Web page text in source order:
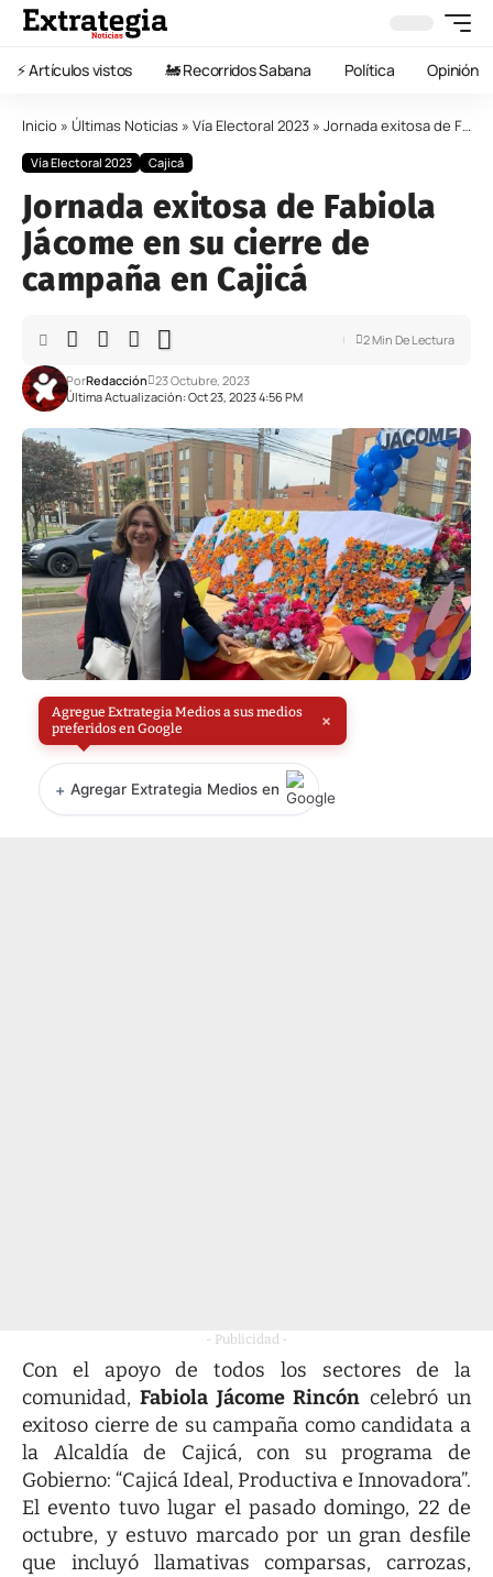
⚡️ Artículos vistos 🚂 Recorridos Sabana Política Opinión
Inicio » Últimas Noticias » Vía Electoral 2023 » Jornada exitosa de Fabiola Jácome en su cierre de campaña en Cajicá
Vía Electoral 2023 Cajicá
Jornada exitosa de Fabiola
Jácome en su cierre de
campaña en Cajicá
Última Actualización: Oct 23, 2023 4:56 PM
PorRedacción 23 Octubre, 2023
2 Min De Lectura
Agregue Extrategia Medios a sus medios
preferidos en Google
×
+ Agregar Extrategia Medios en
- Publicidad -
Con el apoyo de todos los sectores de la
comunidad,Fabiola Jácome Rincón celebró un
exitoso cierre de su campaña como candidata a
la Alcaldía de Cajicá, con su programa de
Gobierno: “Cajicá Ideal, Productiva e Innovadora”.
El evento tuvo lugar el pasado domingo, 22 de
octubre, y estuvo marcado por un gran desfile
que incluyó llamativas comparsas, carrozas,